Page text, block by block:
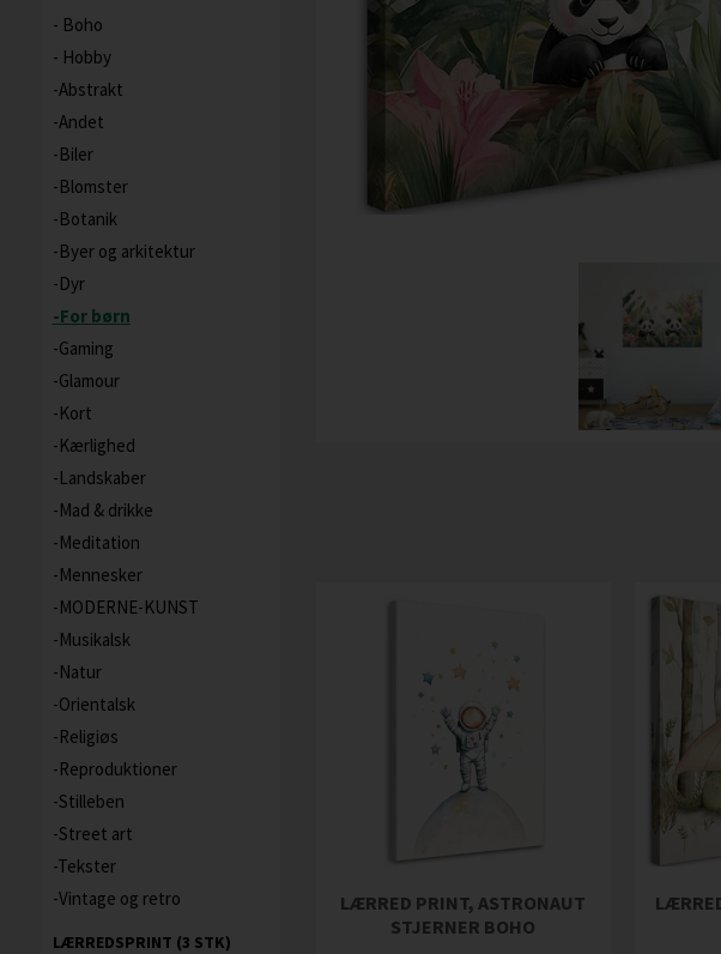
Boho
Hobby
Abstrakt
Andet
Biler
Blomster
Botanik
Byer og arkitektur
Dyr
For børn
Gaming
Glamour
Kort
Kærlighed
Landskaber
Mad & drikke
Meditation
Mennesker
MODERNE-KUNST
Musikalsk
Natur
Orientalsk
Religiøs
Reproduktioner
Stilleben
Street art
Tekster
Vintage og retro
LÆRREDSPRINT (3 STK)
LÆRRED PRINT, ASTRONAUT
STJERNER BOHO